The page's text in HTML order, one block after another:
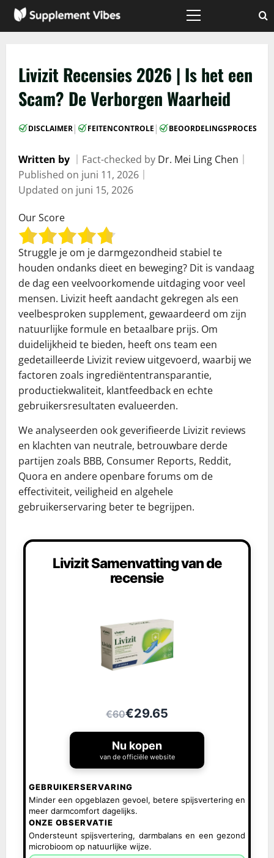
Skip
Primary
Livizit Recensies 2026 | Is het een
Scam? De Verborgen Waarheid
DISCLAIMER| FEITENCONTROLE| BEOORDELINGSPROCES
Written by Fact-checked by Dr. Mei Ling Chen
Published on juni 11, 2026
Updated on juni 15, 2026
Our Score
Struggle je om je darmgezondheid stabiel te
houden ondanks dieet en beweging? Dit is vandaag
de dag een veelvoorkomende uitdaging voor veel
mensen. Livizit heeft aandacht gekregen als een
veelbesproken supplement, gewaardeerd om zijn
natuurlijke formule en betaalbare prijs. Om
duidelijkheid te bieden, heeft ons team een
gedetailleerde Livizit review uitgevoerd, waarbij we
factoren zoals ingrediëntentransparantie,
productiekwaliteit, klantfeedback en echte
gebruikersresultaten evalueerden.
We analyseerden ook geverifieerde Livizit reviews
en klachten van neutrale, betrouwbare derde
partijen zoals BBB, Consumer Reports, Reddit,
Quora en andere openbare forums om de
effectiviteit, veiligheid en algehele
gebruikerservaring beter te begrijpen.
Livizit Samenvatting van de
recensie
€60€29.65
Nu kopen
van de officiële website
GEBRUIKERSERVARING
Minder een opgeblazen gevoel, betere spijsvertering en
meer darmcomfort dagelijks.
ONZE OBSERVATIE
Ondersteunt spijsvertering, darmbalans en een gezond
microbioom op natuurlijke wijze.